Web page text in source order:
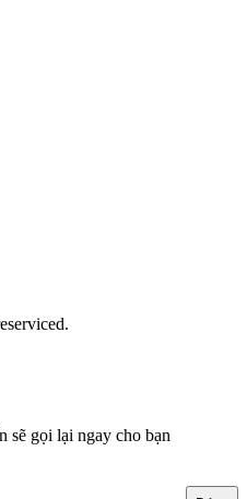
sẽ gọi lại ngay cho bạn